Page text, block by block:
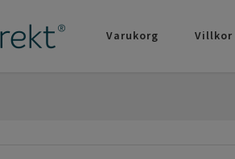
Varukorg Villkor